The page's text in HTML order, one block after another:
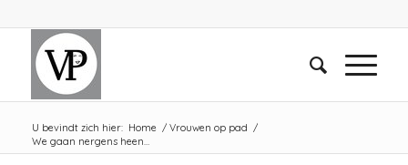
U bevindt zich hier: Home / Vrouwen op pad /
We gaan nergens heen…